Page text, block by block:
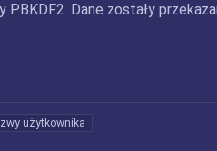
PBKDF2. Dane zostały
użytkownika